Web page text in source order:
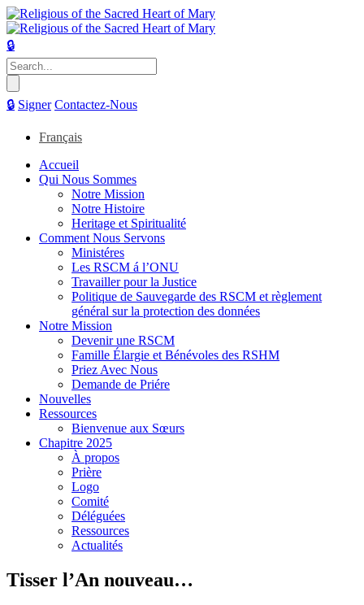
🔒
Search
for:
🔒 Signer Contactez-Nous
Français
Accueil
Qui Nous Sommes
Notre Mission
Notre Histoire
Heritage et Spiritualité
Comment Nous Servons
Ministéres
Les RSCM á l’ONU
Travailler pour la Justice
Politique de Sauvegarde des RSCM et règlement
général sur la protection des données
Notre Mission
Devenir une RSCM
Famille Élargie et Bénévoles des RSHM
Priez Avec Nous
Demande de Priére
Nouvelles
Ressources
Bienvenue aux Sœurs
Chapitre 2025
À propos
Prière
Logo
Comité
Déléguées
Ressources
Actualités
Tisser l’An nouveau…